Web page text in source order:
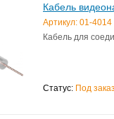
Кабель
Артикул: 01-4014
Кабель для
Статус: Под заказ